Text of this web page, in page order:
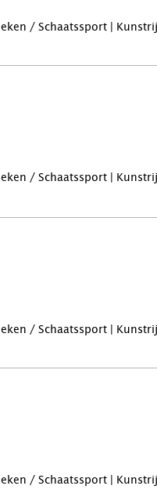
/ Schaatssport |
/ Schaatssport |
/ Schaatssport |
/ Schaatssport |